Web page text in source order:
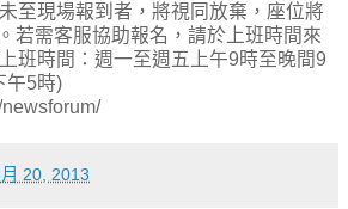
至現場報到者，將視同放棄，座位將
若需客服協助報名，請於上班時間來
班時間：週一至週五上午9時至晚間9
午5時)
20, 2013